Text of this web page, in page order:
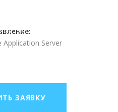
Profile V9.0
Application Server
ЗАЯВКУ